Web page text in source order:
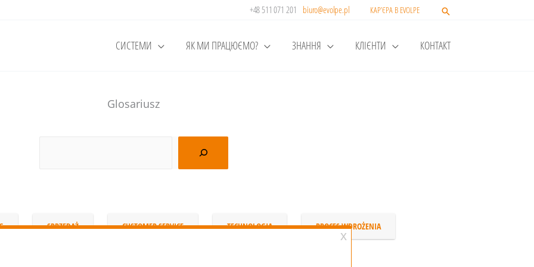
+48 511 071 201 biuro@evolpe.pl КАР’ЄРА В EVOLPE
СИСТЕМИ ЯК МИ ПРАЦЮЄМО? ЗНАННЯ КЛІЄНТИ КОНТАКТ
Glosariusz
SPRZEDAŻ CUSTOMER SERVICE TECHNOLOGIA PROCES WDROŻENIA